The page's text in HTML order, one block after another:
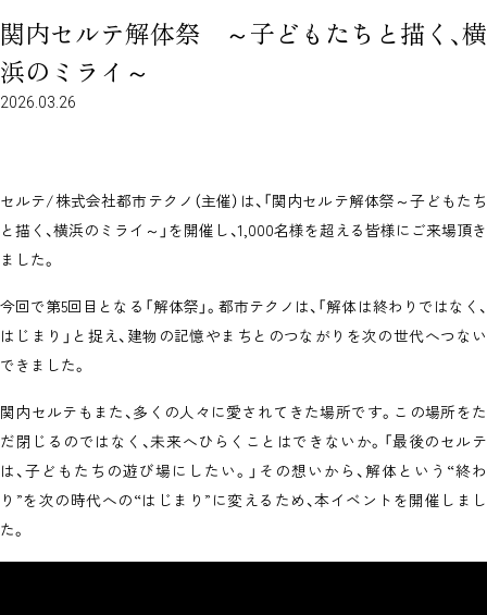
関内セルテ解体祭 ～子どもたちと描く、横
浜のミライ～
2026.03.26
セルテ/株式会社都市テクノ（主催）は、「関内セルテ解体祭～子どもたち
と描く、横浜のミライ～」を開催し、1,000名様を超える皆様にご来場頂き
ました。
今回で第5回目となる「解体祭」。都市テクノは、「解体は終わりではなく、
はじまり」と捉え、建物の記憶やまちとのつながりを次の世代へつない
できました。
関内セルテもまた、多くの人々に愛されてきた場所です。この場所をた
だ閉じるのではなく、未来へひらくことはできないか。「最後のセルテ
は、子どもたちの遊び場にしたい。」その想いから、解体という“終わ
り”を次の時代への“はじまり”に変えるため、本イベントを開催しまし
た。